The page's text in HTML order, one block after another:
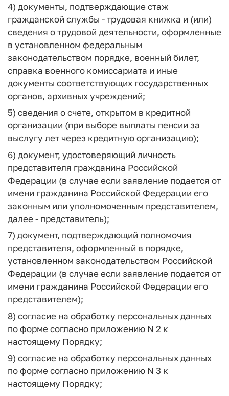
4) документы, подтверждающие стаж
гражданской службы - трудовая книжка и (или)
сведения о трудовой деятельности, оформленные
в установленном федеральным
законодательством порядке, военный билет,
справка военного комиссариата и иные
документы соответствующих государственных
органов, архивных учреждений;
5) сведения о счете, открытом в кредитной
организации (при выборе выплаты пенсии за
выслугу лет через кредитную организацию);
6) документ, удостоверяющий личность
представителя гражданина Российской
Федерации (в случае если заявление подается от
имени гражданина Российской Федерации его
законным или уполномоченным представителем,
далее - представитель);
7) документ, подтверждающий полномочия
представителя, оформленный в порядке,
установленном законодательством Российской
Федерации (в случае если заявление подается от
имени гражданина Российской Федерации его
представителем);
8) согласие на обработку персональных данных
по форме согласно приложению N 2 к
настоящему Порядку;
9) согласие на обработку персональных данных
по форме согласно приложению N 3 к
настоящему Порядку;